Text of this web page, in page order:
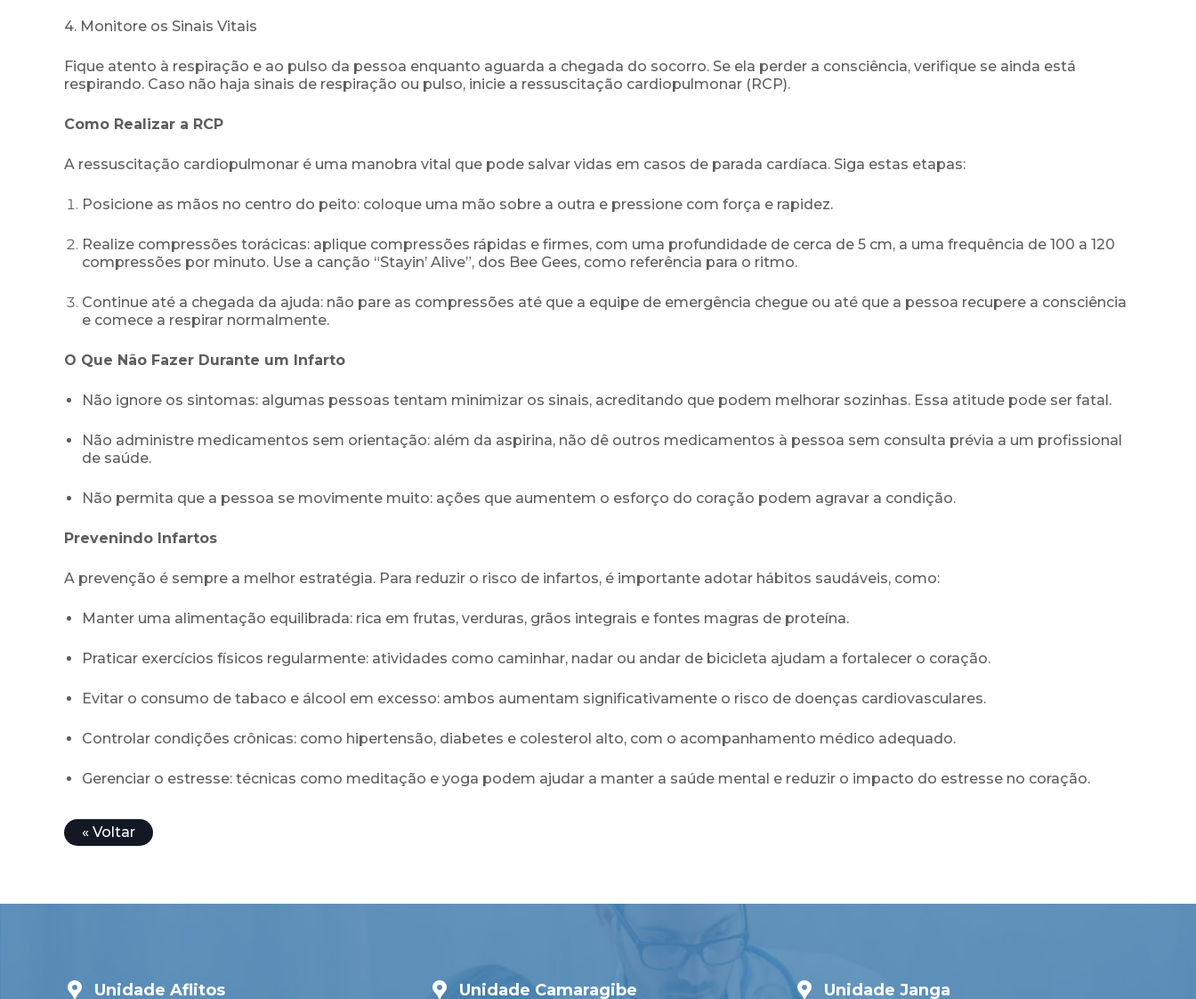
4. Monitore os Sinais Vitais
Fique atento à respiração e ao pulso da pessoa enquanto aguarda a chegada do socorro. Se ela perder a consciência, verifique se ainda está
respirando. Caso não haja sinais de respiração ou pulso, inicie a ressuscitação cardiopulmonar (RCP).
Como Realizar a RCP
A ressuscitação cardiopulmonar é uma manobra vital que pode salvar vidas em casos de parada cardíaca. Siga estas etapas:
Posicione as mãos no centro do peito: coloque uma mão sobre a outra e pressione com força e rapidez.
Realize compressões torácicas: aplique compressões rápidas e firmes, com uma profundidade de cerca de 5 cm, a uma frequência de 100 a 120
compressões por minuto. Use a canção “Stayin’ Alive”, dos Bee Gees, como referência para o ritmo.
Continue até a chegada da ajuda: não pare as compressões até que a equipe de emergência chegue ou até que a pessoa recupere a consciência
e comece a respirar normalmente.
O Que Não Fazer Durante um Infarto
Não ignore os sintomas: algumas pessoas tentam minimizar os sinais, acreditando que podem melhorar sozinhas. Essa atitude pode ser fatal.
Não administre medicamentos sem orientação: além da aspirina, não dê outros medicamentos à pessoa sem consulta prévia a um profissional
de saúde.
Não permita que a pessoa se movimente muito: ações que aumentem o esforço do coração podem agravar a condição.
Prevenindo Infartos
A prevenção é sempre a melhor estratégia. Para reduzir o risco de infartos, é importante adotar hábitos saudáveis, como:
Manter uma alimentação equilibrada: rica em frutas, verduras, grãos integrais e fontes magras de proteína.
Praticar exercícios físicos regularmente: atividades como caminhar, nadar ou andar de bicicleta ajudam a fortalecer o coração.
Evitar o consumo de tabaco e álcool em excesso: ambos aumentam significativamente o risco de doenças cardiovasculares.
Controlar condições crônicas: como hipertensão, diabetes e colesterol alto, com o acompanhamento médico adequado.
Gerenciar o estresse: técnicas como meditação e yoga podem ajudar a manter a saúde mental e reduzir o impacto do estresse no coração.
« Voltar
Unidade Aflitos Unidade Camaragibe Unidade Janga